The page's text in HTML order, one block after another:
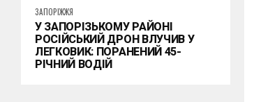
ЗАПОРІЖЖЯ
У ЗАПОРІЗЬКОМУ РАЙОНІ
РОСІЙСЬКИЙ ДРОН ВЛУЧИВ У
ЛЕГКОВИК: ПОРАНЕНИЙ 45-
РІЧНИЙ ВОДІЙ